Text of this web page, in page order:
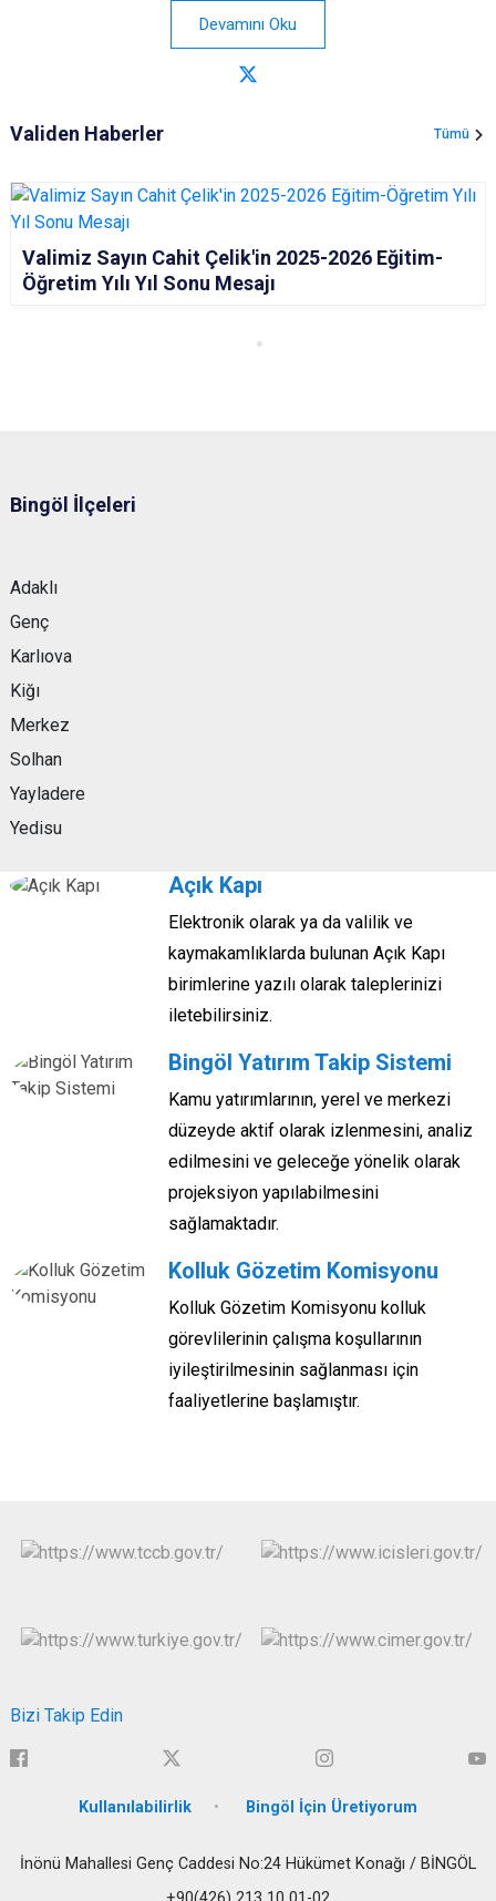
Devamını Oku
Validen Haberler Tümü
Valimiz Sayın Cahit Çelik'in 2025-2026 Eğitim-
Öğretim Yılı Yıl Sonu Mesajı
Bingöl İlçeleri
Adaklı
Genç
Karlıova
Kiğı
Merkez
Solhan
Yayladere
Yedisu
Açık Kapı
Elektronik olarak ya da valilik ve
kaymakamlıklarda bulunan Açık Kapı
birimlerine yazılı olarak taleplerinizi
iletebilirsiniz.
Bingöl Yatırım Takip Sistemi
Kamu yatırımlarının, yerel ve merkezi
düzeyde aktif olarak izlenmesini, analiz
edilmesini ve geleceğe yönelik olarak
projeksiyon yapılabilmesini
sağlamaktadır.
Kolluk Gözetim Komisyonu
Kolluk Gözetim Komisyonu kolluk
görevlilerinin çalışma koşullarının
iyileştirilmesinin sağlanması için
faaliyetlerine başlamıştır.
Bizi Takip Edin
Kullanılabilirlik Bingöl İçin Üretiyorum
İnönü Mahallesi Genç Caddesi No:24 Hükümet Konağı / BİNGÖL